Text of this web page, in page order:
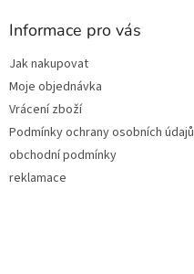
Informace pro vás
Jak nakupovat
Moje objednávka
Vrácení zboží
Podmínky ochrany osobních údajů
obchodní podmínky
reklamace